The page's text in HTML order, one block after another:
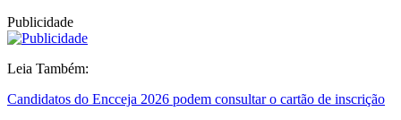
Publicidade
Leia Também:
Candidatos do Encceja 2026 podem consultar o cartão de inscrição